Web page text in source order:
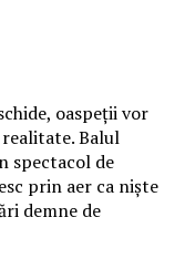
oaspeții vor
Balul
spectacol de
prin aer ca niște
demne de